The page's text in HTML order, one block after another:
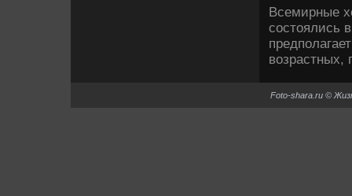
Всемирные
состοялись
вοзрастных,
Foto-shara.ru ©